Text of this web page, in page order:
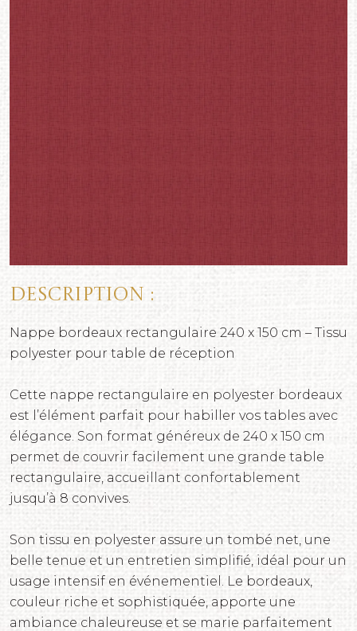
Description :
Nappe bordeaux rectangulaire 240 x 150 cm – Tissu
polyester pour table de réception
Cette nappe rectangulaire en polyester bordeaux
est l’élément parfait pour habiller vos tables avec
élégance. Son format généreux de 240 x 150 cm
permet de couvrir facilement une grande table
rectangulaire, accueillant confortablement
jusqu’à 8 convives.
Son tissu en polyester assure un tombé net, une
belle tenue et un entretien simplifié, idéal pour un
usage intensif en événementiel. Le bordeaux,
couleur riche et sophistiquée, apporte une
ambiance chaleureuse et se marie parfaitement